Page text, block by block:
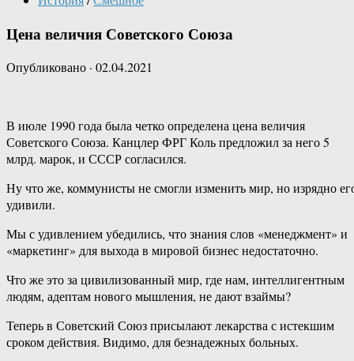
Цена величия Советского Союза
Опубликовано · 02.04.2021
В июле 1990 года была четко определена цена величия
Советского Союза. Канцлер ФРГ Коль предложил за него 5
млрд. марок, и СССР согласился.
Ну что же, коммунисты не смогли изменить мир, но изрядно
удивили.
Мы с удивлением убедились, что знания слов «менеджмент» и
«маркетинг» для выхода в мировой бизнес недостаточно.
Что же это за цивилизованный мир, где нам, интеллигентным
людям, адептам нового мышления, не дают взаймы?
Теперь в Советский Союз присылают лекарства с истекшим
сроком действия. Видимо, для безнадежных больных.